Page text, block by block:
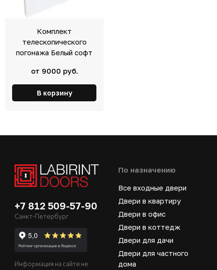
Комплект
телескопического
погонажа Белый софт
от 9000 руб.
В корзину
+7 812 509-57-90
Санкт-Петербург
Информация на сайте не
По назначению
Все входные двери
Двери в квартиру
Двери в офис
Двери в коттедж
Двери для дачи
Двери для частного
дома